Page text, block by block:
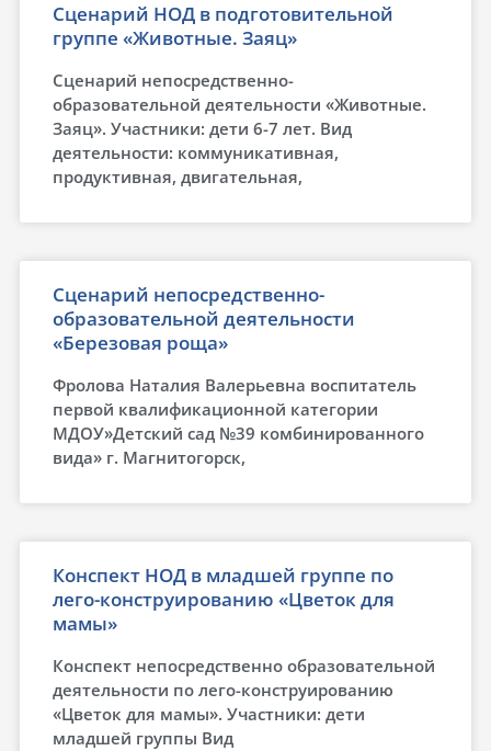
Сценарий НОД в подготовительной
группе «Животные. Заяц»
Сценарий непосредственно-
образовательной деятельности «Животные.
Заяц». Участники: дети 6-7 лет. Вид
деятельности: коммуникативная,
продуктивная, двигательная,
Сценарий непосредственно-
образовательной деятельности
«Березовая роща»
Фролова Наталия Валерьевна воспитатель
первой квалификационной категории
МДОУ»Детский сад №39 комбинированного
вида» г. Магнитогорск,
Конспект НОД в младшей группе по
лего-конструированию «Цветок для
мамы»
Конспект непосредственно образовательной
деятельности по лего-конструированию
«Цветок для мамы». Участники: дети
младшей группы Вид